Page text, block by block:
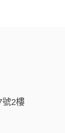
號2樓